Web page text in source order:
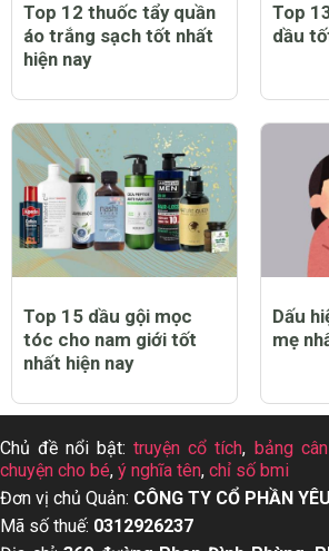
Top 12 thuốc tẩy quần
áo trắng sạch tốt nhất
hiện nay
Top
dầu
Top 15 dầu gội mọc
tóc cho nam giới tốt
nhất hiện nay
Dấu
mẹ
Chủ đề nổi bật:truyện cổ tích, bảng
chuyện cho bé, ý nghĩa tên, chỉ số bmi
Đơn vị chủ Quản: CÔNG TY CỔ PHẦN
Mã số thuế: 0312926237